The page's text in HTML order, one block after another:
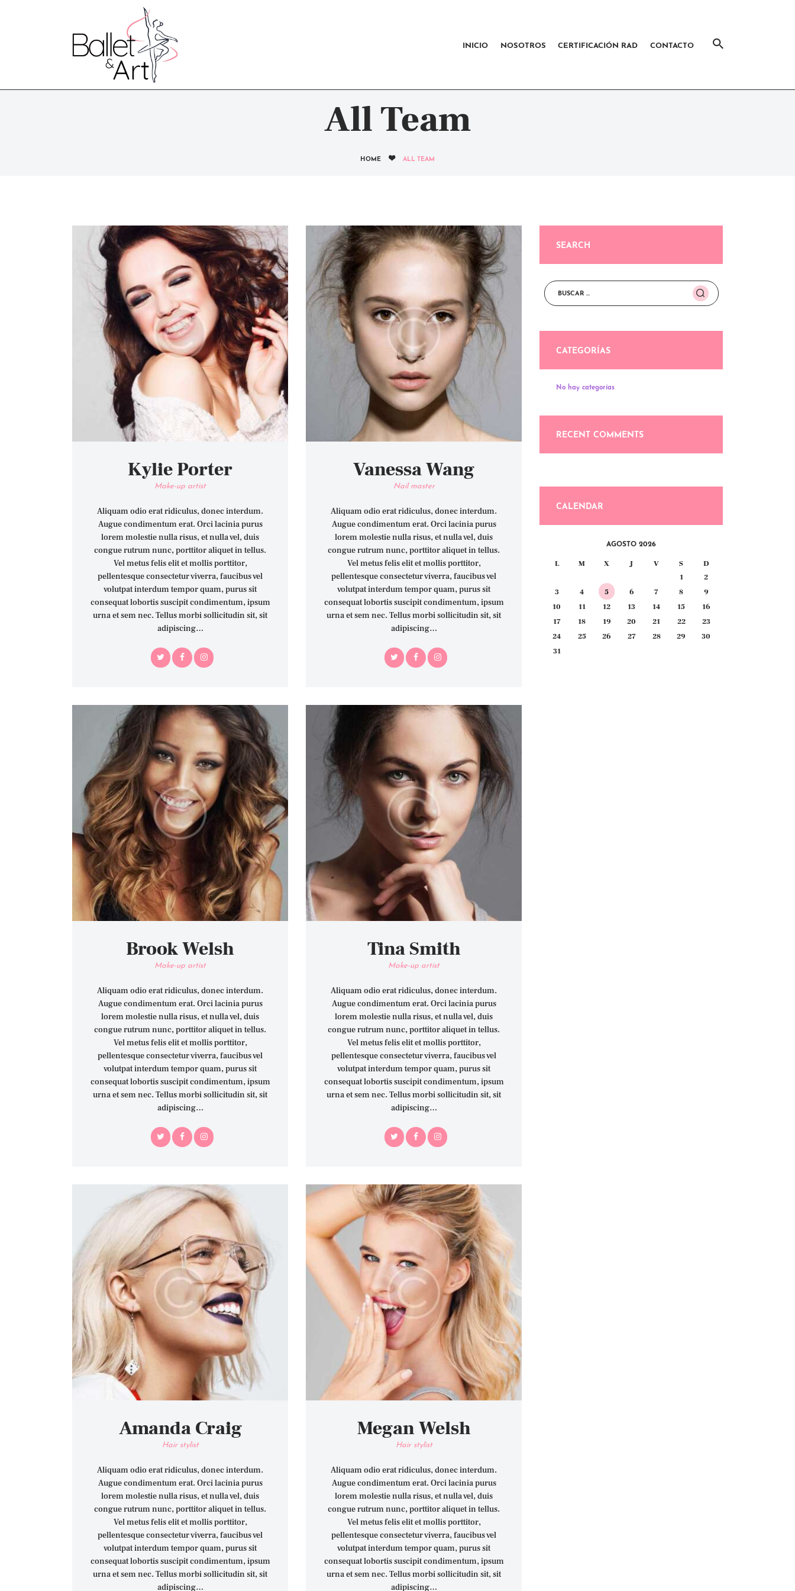
INICIO NOSOTROS CERTIFICACIÓN RAD CONTACTO
All Team
HOME ALL TEAM
CONTACTO
Kylie Porter
Make-up artist
Aliquam odio erat ridiculus, donec interdum.
Augue condimentum erat. Orci lacinia purus
lorem molestie nulla risus, et nulla vel, duis
congue rutrum nunc, porttitor aliquet in tellus.
Vel metus felis elit et mollis porttitor,
pellentesque consectetur viverra, faucibus vel
volutpat interdum tempor quam, purus sit
consequat lobortis suscipit condimentum, ipsum
urna et sem nec. Tellus morbi sollicitudin sit, sit
adipiscing…
Vanessa Wang
Nail master
Aliquam odio erat ridiculus, donec interdum.
Augue condimentum erat. Orci lacinia purus
lorem molestie nulla risus, et nulla vel, duis
congue rutrum nunc, porttitor aliquet in tellus.
Vel metus felis elit et mollis porttitor,
pellentesque consectetur viverra, faucibus vel
volutpat interdum tempor quam, purus sit
consequat lobortis suscipit condimentum, ipsum
urna et sem nec. Tellus morbi sollicitudin sit, sit
adipiscing…
Brook Welsh
Make-up artist
Aliquam odio erat ridiculus, donec interdum.
Augue condimentum erat. Orci lacinia purus
lorem molestie nulla risus, et nulla vel, duis
congue rutrum nunc, porttitor aliquet in tellus.
Vel metus felis elit et mollis porttitor,
pellentesque consectetur viverra, faucibus vel
volutpat interdum tempor quam, purus sit
consequat lobortis suscipit condimentum, ipsum
urna et sem nec. Tellus morbi sollicitudin sit, sit
adipiscing…
Tina Smith
Make-up artist
Aliquam odio erat ridiculus, donec interdum.
Augue condimentum erat. Orci lacinia purus
lorem molestie nulla risus, et nulla vel, duis
congue rutrum nunc, porttitor aliquet in tellus.
Vel metus felis elit et mollis porttitor,
pellentesque consectetur viverra, faucibus vel
volutpat interdum tempor quam, purus sit
consequat lobortis suscipit condimentum, ipsum
urna et sem nec. Tellus morbi sollicitudin sit, sit
adipiscing…
Amanda Craig
Hair stylist
Aliquam odio erat ridiculus, donec interdum.
Augue condimentum erat. Orci lacinia purus
lorem molestie nulla risus, et nulla vel, duis
congue rutrum nunc, porttitor aliquet in tellus.
Vel metus felis elit et mollis porttitor,
pellentesque consectetur viverra, faucibus vel
volutpat interdum tempor quam, purus sit
consequat lobortis suscipit condimentum, ipsum
urna et sem nec. Tellus morbi sollicitudin sit, sit
adipiscing…
Megan Welsh
Hair stylist
Aliquam odio erat ridiculus, donec interdum.
Augue condimentum erat. Orci lacinia purus
lorem molestie nulla risus, et nulla vel, duis
congue rutrum nunc, porttitor aliquet in tellus.
Vel metus felis elit et mollis porttitor,
pellentesque consectetur viverra, faucibus vel
volutpat interdum tempor quam, purus sit
consequat lobortis suscipit condimentum, ipsum
urna et sem nec. Tellus morbi sollicitudin sit, sit
adipiscing…
SEARCH
Buscar:
CATEGORÍAS
No hay categorías
RECENT COMMENTS
CALENDAR
AGOSTO 2026
L M X J V S
D
1
2
3
4 5 6 7 8
9
10
11 12 13 14 15
16
17
18 19 20 21 22
23
24
25 26 27 28 29
30
31